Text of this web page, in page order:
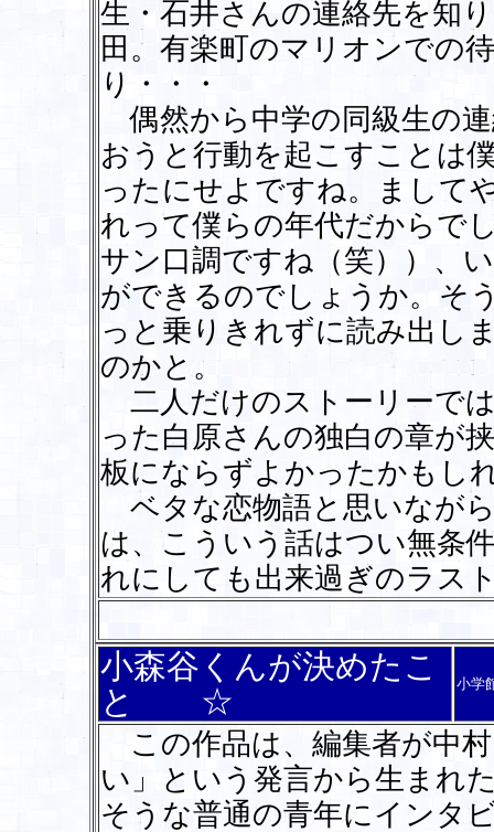
生・石井さんの連絡先を知
田。有楽町のマリオンでの
り・・・
偶然から中学の同級生の
おうと行動を起こすことは
ったにせよですね。まして
れって僕らの年代だからで
サン口調ですね（笑））、
ができるのでしょうか。そ
っと乗りきれずに読み出し
のかと。
二人だけのストーリーで
った白原さんの独白の章が
板にならずよかったかもし
ベタな恋物語と思いなが
は、こういう話はつい無条
れにしても出来過ぎのラス
小森谷くんが決めたこ
と ☆
小学
この作品は、編集者が中
い」という発言から生まれ
そうな普通の青年にインタ